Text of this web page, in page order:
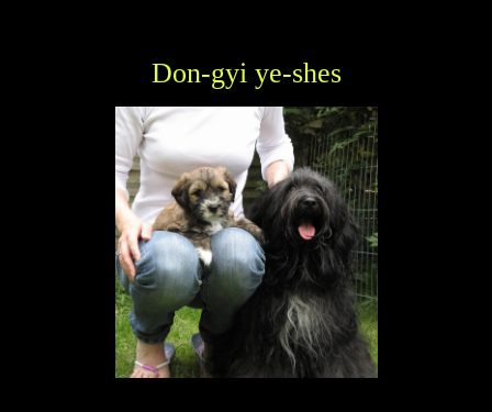
Don-gyi ye-shes